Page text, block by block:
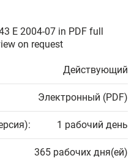
E 2004-07 in PDF full
on request
Действующий
Электронный (PDF)
1 рабочий день
365 рабочих дня(ей)